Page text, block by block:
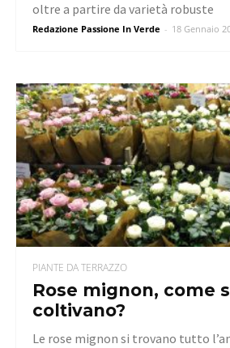
Redazione Passione In Verde - 18 Gennaio
oltre a partire da varietà robuste
PIANTE DA TERRAZZO
Rose mignon, come
coltivano?
Le rose mignon si trovano tutto